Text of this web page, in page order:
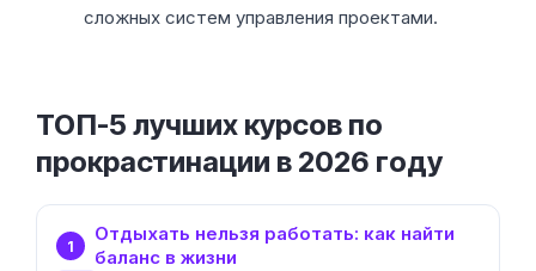
сложных систем управления проектами.
ТОП-5 лучших курсов по
прокрастинации в 2026 году
1
Отдыхать нельзя работать: как найти
баланс в жизни